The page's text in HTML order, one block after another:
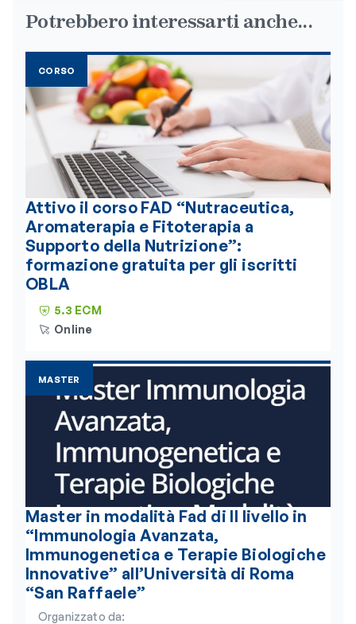
Potrebbero interessarti anche...
CORSO
Attivo il corso FAD “Nutraceutica,
Aromaterapia e Fitoterapia a
Supporto della Nutrizione”:
formazione gratuita per gli iscritti
OBLA
5.3 ECM
Online
MASTER
Master in modalità Fad di II livello in
“Immunologia Avanzata,
Immunogenetica e Terapie Biologiche
Innovative” all’Università di Roma
“San Raffaele”
Organizzato da: